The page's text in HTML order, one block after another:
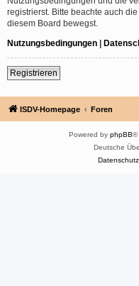
registrierst. Bitte beachte auch
diesem Board bewegst.
Nutzungsbedingungen |
Registrieren
ISDV-Homepage Foren
Powered by phpBB®
Deutsche
Datenschutz